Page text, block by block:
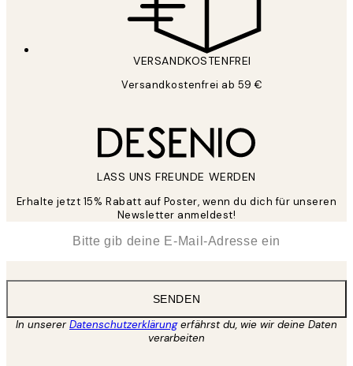
VERSANDKOSTENFREI
Versandkostenfrei ab 59 €
LASS UNS FREUNDE WERDEN
Erhalte jetzt 15% Rabatt auf Poster, wenn du dich für unseren
Newsletter anmeldest!
SENDEN
In unsererDatenschutzerklärungerfährst du, wie wir deine Daten
verarbeiten